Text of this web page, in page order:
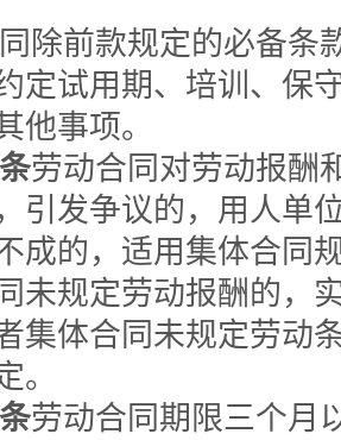
除前款规定的必备条
定试用期、培训、保
他事项。
劳动合同对劳动报酬
引发争议的，用人单
成的，适用集体合同
未规定劳动报酬的，
集体合同未规定劳动
。
劳动合同期限三个月